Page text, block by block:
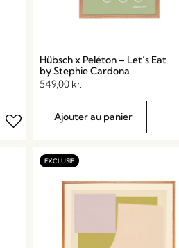
Hübsch x Peléton – Let’s Eat
by Stephie Cardona
549,00 kr.
Ajouter au panier